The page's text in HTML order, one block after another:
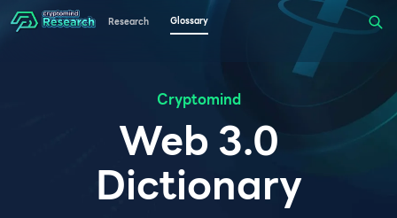
Research Glossary
Cryptomind
Web 3.0
Dictionary